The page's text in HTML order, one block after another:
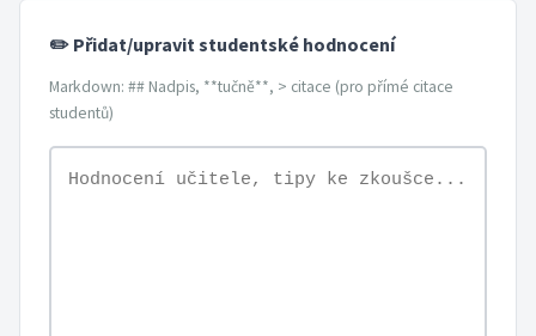
✏️ Přidat/upravit studentské hodnocení
Markdown: ## Nadpis, **tučně**, > citace (pro přímé citace
studentů)